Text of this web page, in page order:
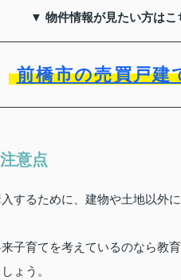
▼ 物件情報が見たい方は
前橋市の売買戸建
意点
するために、建物や土地以外
子育てを考えているのなら教
ょう。